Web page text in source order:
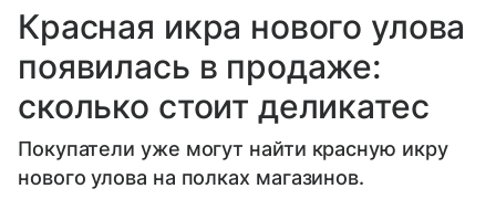
Красная икра нового улова
появилась в продаже:
сколько стоит деликатес
Покупатели уже могут найти красную икру
нового улова на полках магазинов.